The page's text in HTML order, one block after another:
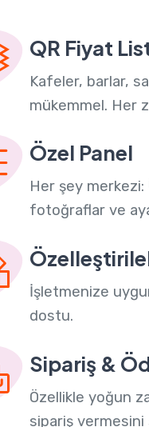
QR Fiyat
Kafeler, barlar,
mükemmel. Her
Özel Panel
Her şey merkezi:
fotoğraflar ve
İşletmenize
dostu.
Sipariş &
Özellikle yoğun
sipariş vermesini